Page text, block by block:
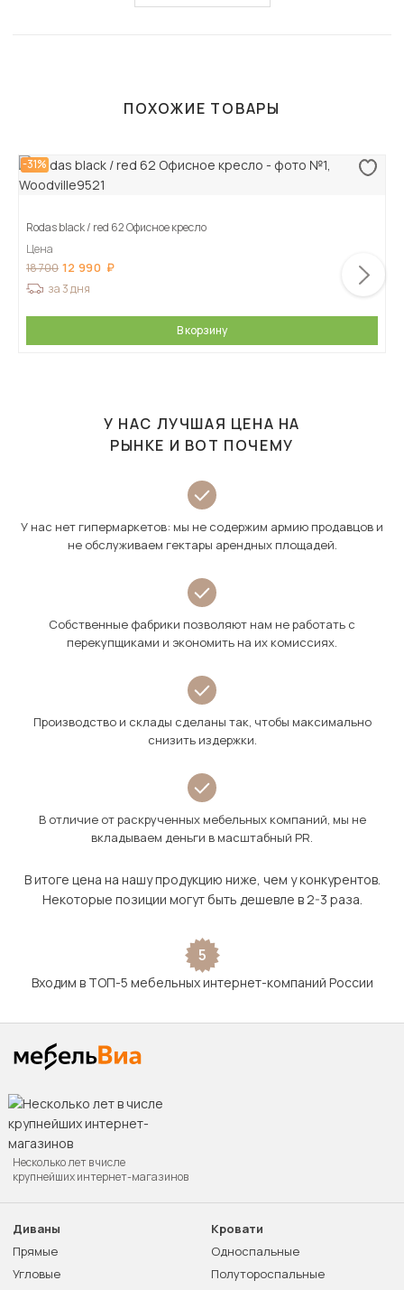
ПОХОЖИЕ ТОВАРЫ
-31%
Rodas black / red 62 Офисное кресло
Цена
18 700 12 990
за 3 дня
В корзину
У НАС ЛУЧШАЯ ЦЕНА НА
РЫНКЕ И ВОТ ПОЧЕМУ
У нас нет гипермаркетов: мы не содержим армию продавцов и
не обслуживаем гектары арендных площадей.
Собственные фабрики позволяют нам не работать с
перекупщиками и экономить на их комиссиях.
Производство и склады сделаны так, чтобы максимально
снизить издержки.
В отличие от раскрученных мебельных компаний, мы не
вкладываем деньги в масштабный PR.
В итоге цена на нашу продукцию ниже, чем у конкурентов.
Некоторые позиции могут быть дешевле в 2-3 раза.
5
Входим в ТОП-5 мебельных интернет-компаний России
Несколько лет в числе
крупнейших интернет-магазинов
Диваны
Прямые
Угловые
Кровати
Односпальные
Полутороспальные